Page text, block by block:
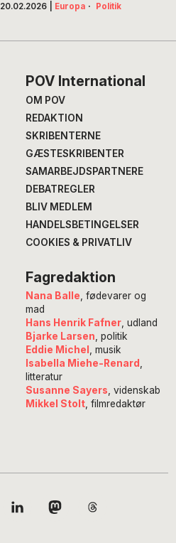
20.02.2026 Europa · Politik
POV International
OM POV
REDAKTION
SKRIBENTERNE
GÆSTESKRIBENTER
SAMARBEJDSPARTNERE
DEBATREGLER
BLIV MEDLEM
HANDELSBETINGELSER
COOKIES & PRIVATLIV
Fagredaktion
Nana Balle, fødevarer og
mad
Hans Henrik Fafner, udland
Bjarke Larsen, politik
Eddie Michel , musik
Isabella Miehe-Renard ,
litteratur
Susanne Sayers, videnskab
Mikkel Stolt, filmredaktør